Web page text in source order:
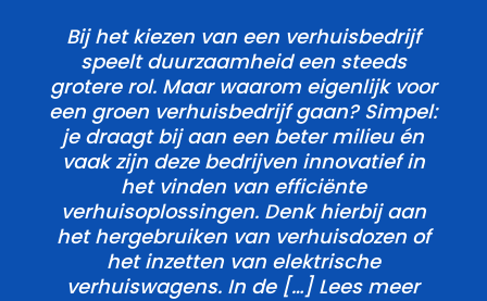
Bij het kiezen van een verhuisbedrijf
speelt duurzaamheid een steeds
grotere rol.​ Maar waarom eigenlijk voor
een groen verhuisbedrijf gaan? Simpel:
je draagt bij aan een beter milieu én
vaak zijn deze bedrijven innovatief in
het vinden van efficiënte
verhuisoplossingen.​ Denk hierbij aan
het hergebruiken van verhuisdozen of
het inzetten van elektrische
verhuiswagens.​ In de […] Lees meer